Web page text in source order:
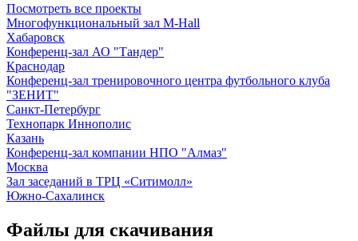
Посмотреть все проекты
Многофункциональный зал M-Hall
Хабаровск
Конференц-зал АО "Тандер"
Краснодар
Конференц-зал тренировочного центра футбольного клуба
"ЗЕНИТ"
Санкт-Петербург
Технопарк Иннополис
Казань
Конференц-зал компании НПО "Алмаз"
Москва
Зал заседаний в ТРЦ «Ситимолл»
Южно-Сахалинск
Файлы для скачивания